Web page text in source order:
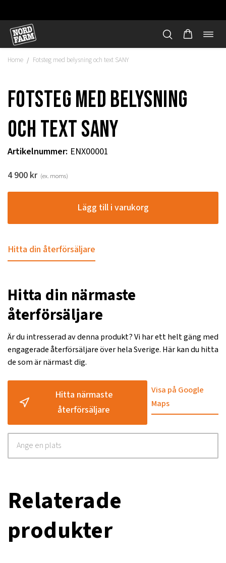
Hoppa
innehåll
Home / Fotsteg med belysning och text SANY
Fotsteg med belysning
och text SANY
Artikelnummer: ENX00001
4 900 kr (ex. moms)
Lägg till i varukorg
Hitta din återförsäljare
Hitta din närmaste
återförsäljare
Är du intresserad av denna produkt? Vi har ett helt gäng med
engagerade återförsäljare över hela Sverige. Här kan du hitta
de som är närmast dig.
Hitta närmaste
återförsäljare
Visa på Google
Maps
Relaterade
produkter